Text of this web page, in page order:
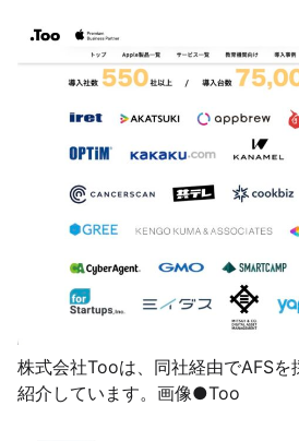
株式会社Tooは、同社経由でAFSを
紹介しています。画像●Too